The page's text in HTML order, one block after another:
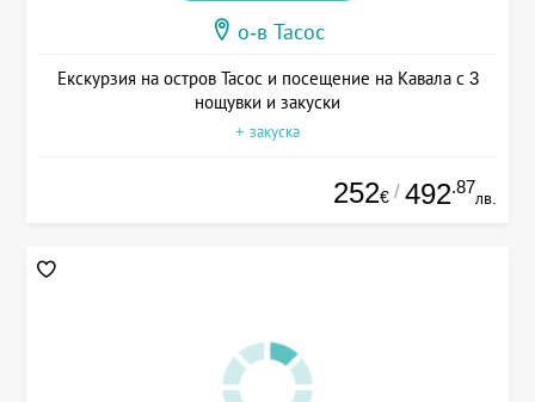
о-в Тасос
Екскурзия на остров Тасос и посещение на Кавала с 3
нощувки и закуски
+ закуска
252€ / 492.87
лв.